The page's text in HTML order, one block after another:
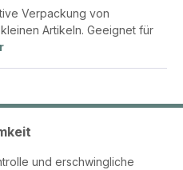
Verpackung von
Artikeln. Geeignet für
und erschwingliche